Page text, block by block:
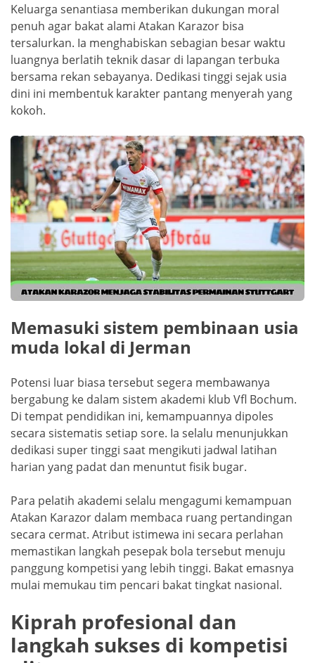
Keluarga senantiasa memberikan dukungan moral
penuh agar bakat alami Atakan Karazor bisa
tersalurkan. Ia menghabiskan sebagian besar waktu
luangnya berlatih teknik dasar di lapangan terbuka
bersama rekan sebayanya. Dedikasi tinggi sejak usia
dini ini membentuk karakter pantang menyerah yang
kokoh.
Memasuki sistem pembinaan usia
muda lokal di Jerman
Potensi luar biasa tersebut segera membawanya
bergabung ke dalam sistem akademi klub Vfl Bochum.
Di tempat pendidikan ini, kemampuannya dipoles
secara sistematis setiap sore. Ia selalu menunjukkan
dedikasi super tinggi saat mengikuti jadwal latihan
harian yang padat dan menuntut fisik bugar.
Para pelatih akademi selalu mengagumi kemampuan
Atakan Karazor dalam membaca ruang pertandingan
secara cermat. Atribut istimewa ini secara perlahan
memastikan langkah pesepak bola tersebut menuju
panggung kompetisi yang lebih tinggi. Bakat emasnya
mulai memukau tim pencari bakat tingkat nasional.
Kiprah profesional dan
langkah sukses di kompetisi